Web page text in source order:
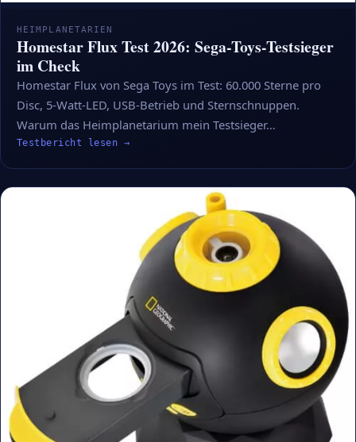
HEIMPLANETARIEN
Homestar Flux Test 2026: Sega-Toys-Testsieger
im Check
Homestar Flux von Sega Toys im Test: 60.000 Sterne pro
Disc, 5-Watt-LED, USB-Betrieb und Sternschnuppen.
Warum das Heimplanetarium mein Testsieger…
Testbericht lesen →